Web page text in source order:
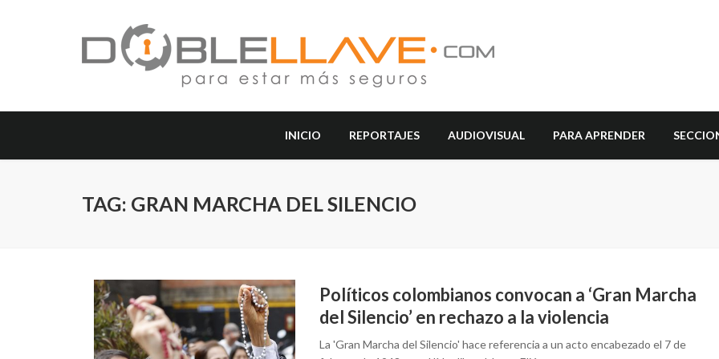
INICIO REPORTAJES AUDIOVISUAL PARA APRENDER
TAG: GRAN MARCHA DEL SILENCIO
Políticos colombianos convocan a ‘Gran Marcha
del Silencio’ en rechazo a la violencia
La 'Gran Marcha del Silencio' hace referencia a un acto encabezado el 7 de